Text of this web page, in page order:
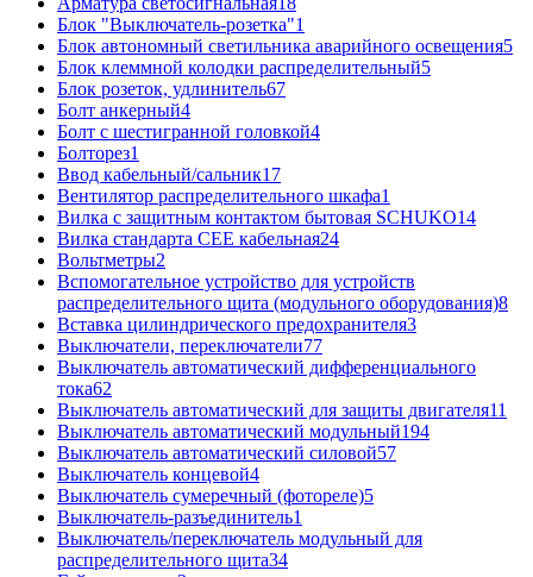
Блок "Выключатель-розетка"1
Блок автономный светильника аварийного освещения5
Блок клеммной колодки распределительный5
Блок розеток, удлинитель67
Болт анкерный4
Болт с шестигранной головкой4
Болторез1
Ввод кабельный/сальник17
Вентилятор распределительного шкафа1
Вилка с защитным контактом бытовая SCHUKO14
Вилка стандарта CEE кабельная24
Вольтметры2
Вспомогательное устройство для устройств
распределительного щита (модульного оборудования)8
Вставка цилиндрического предохранителя3
Выключатели, переключатели77
Выключатель автоматический дифференциального
тока62
Выключатель автоматический для защиты двигателя11
Выключатель автоматический модульный194
Выключатель автоматический силовой57
Выключатель концевой4
Выключатель сумеречный (фотореле)5
Выключатель-разъединитель1
Выключатель/переключатель модульный для
распределительного щита34